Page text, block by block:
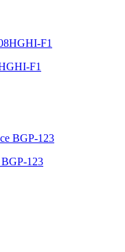
F1
123